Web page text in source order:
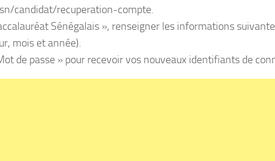
candidat/recuperation-compte.
Sénégalais », renseigner les informations
mois et année).
de passe » pour recevoir vos nouveaux identifiants de